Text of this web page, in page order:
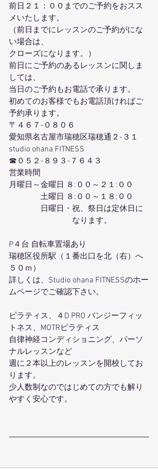
前日２１：００までのご予約をおスス
メいたします。
（前日までにレッスンのご予約がにな
い場合は、
クローズになります。）
前日にご予約のあるレッスンに関しま
しては、
当日のご予約もお電話で承ります。
初めてのお客様でもお電話頂ければご
予約承ります。
〒４６７-０８０６
愛知県名古屋市瑞穂区瑞穂通２-３１
studio ohana FITNESS
☎０５２-８９３-７６４３
営業時間
月曜日～金曜日 ８:００～２１:００
土曜日 ８:００～１８:００
日曜日・祝、祭日は定休日に
なります。
P４台 自転車置場あり
瑞穂区役所駅（１番出口を北（右）へ
５０ｍ）
詳しくは、Studio ohana FITNESSのホー
ムページでご確認下さい。
ピラティス、４D PRO バンジーフィッ
トネス、MOTRピラティス
自律神経コンディショニング、パーソ
ナルレッスンなど
週に２本以上のレッスンを開校してお
ります。
少人数制なのではじめての方でも解り
やすく安心です。